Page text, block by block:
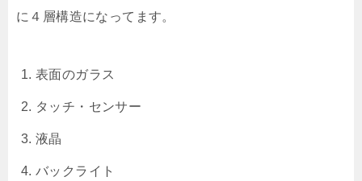
に４層構造になってます。
表面のガラス
タッチ・センサー
液晶
バックライト